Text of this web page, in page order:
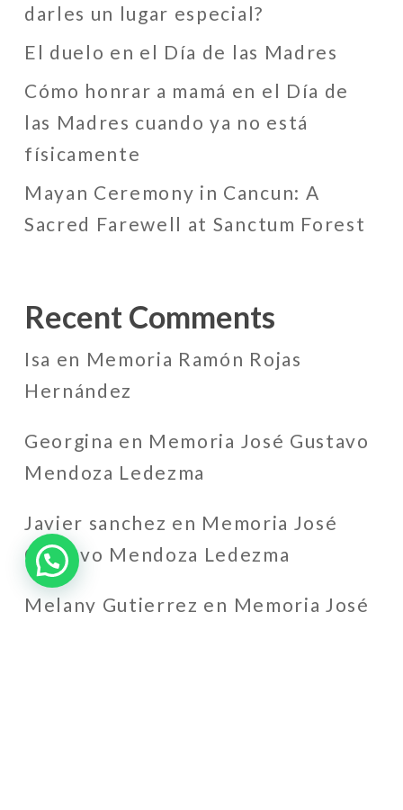
darles un lugar especial?
El duelo en el Día de las Madres
Cómo honrar a mamá en el Día de
las Madres cuando ya no está
físicamente
Mayan Ceremony in Cancun: A
Sacred Farewell at Sanctum Forest
Recent Comments
Isa en Memoria Ramón Rojas
Hernández
Georgina en Memoria José Gustavo
Mendoza Ledezma
Javier sanchez en Memoria José
Gustavo Mendoza Ledezma
Melany Gutierrez en Memoria José